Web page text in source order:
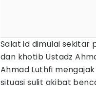
Salat id dimulai sekitar
dan khotib Ustadz
Ahmad Luthfi
situasi sulit akibat